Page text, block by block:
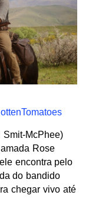
McPhee)
Rose
encontra pelo
do bandido
chegar vivo até